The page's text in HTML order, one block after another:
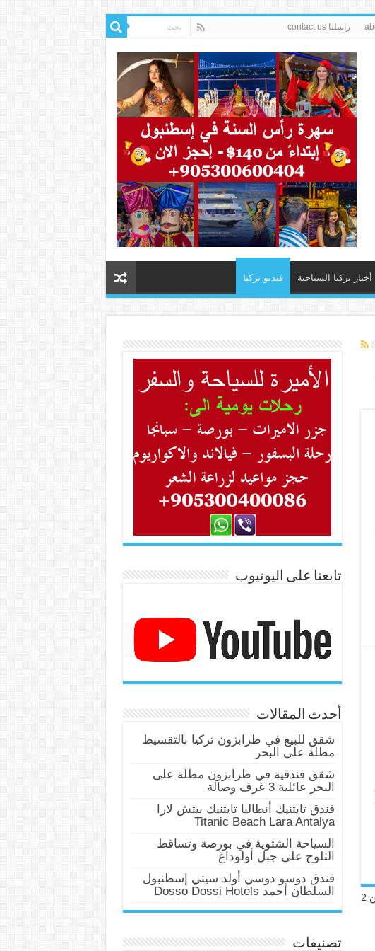
راسلنا contact us
أخبار تركيا السياحية فيديو تركيا
تابعنا على اليوتيوب
أحدث المقالات
شقق للبيع في طرابزون تركيا بالتقسيط
مطلة على البحر
شقق فندقية في طرابزون مطلة على
البحر عائلية 3 غرف وصالة
فندق تايتنيك أنطاليا تايتنيك بيتش لارا
Titanic Beach Lara Antalya
السياحة الشتوية في بورصة وتساقط
الثلوج على جبل أولوداغ
فندق دوسو دوسي أولد سيتي إسطنبول
السلطان أحمد Dosso Dossi Hotels
تصنيفات